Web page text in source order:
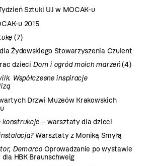
Sztuki UJ w MOCAK-u
u 2015
(7)
Żydowskiego Stowarzyszenia Czulent
dzieci Dom i ogród moich marzeń(4)
Współczesne inspiracje
Drzwi Muzeów Krakowskich
konstrukcje – warsztaty dla dzieci
Warsztaty z Moniką Smyłą
DemarcoOprowadzanie po wystawie
HBK Braunschweig